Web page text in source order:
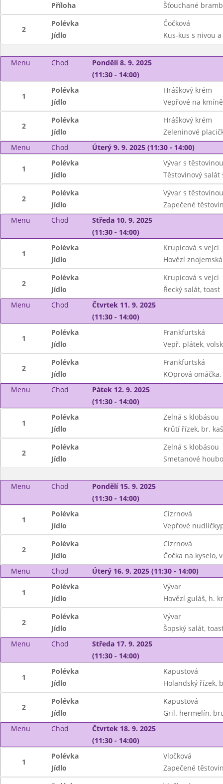
Příloha
Šťouchané
2
Polévka
Čočková
Jídlo
Kus-kus s nivou
Menu Chod
Pondělí 8. 9. 2025
(11:30 - 14:00)
1
Polévka
Hráškový krém
Jídlo
Vepřové na
2
Polévka
Hráškový krém
Jídlo
Zeleninové
Menu
Chod Úterý 9. 9. 2025 (11:30 - 14:00)
1
Polévka
Vývar s těstovinou
Jídlo
Těstovinový
2
Polévka
Vývar s těstovinou
Jídlo
Zapečené
Menu
Chod
Středa 10. 9. 2025
(11:30 - 14:00)
1
Polévka
Krupicová s vejci
Jídlo
Hovězí
2
Polévka
Krupicová s vejci
Jídlo
Řecký salát, toast
Menu
Chod
Čtvrtek 11. 9. 2025
(11:30 - 14:00)
1
Polévka
Frankfurtská
Jídlo
Vepř. plátek,
2
Polévka
Frankfurtská
Jídlo
KOprová
Menu
Chod
Pátek 12. 9. 2025
(11:30 - 14:00)
1
Polévka
Zelná s klobásou
Jídlo
Krůtí řízek, br.
2
Polévka
Zelná s klobásou
Jídlo
Smetanové
Menu Chod
Pondělí 15. 9. 2025
(11:30 - 14:00)
1
Polévka
Cizrnová
Jídlo
Vepřové
2
Polévka
Cizrnová
Jídlo
Čočka na kyselo,
Menu
Chod Úterý 16. 9. 2025 (11:30 - 14:00)
1
Polévka
Vývar
Jídlo
Hovězí guláš, h.
2
Polévka
Vývar
Jídlo
Šopský salát,
Menu
Chod
Středa 17. 9. 2025
(11:30 - 14:00)
1
Polévka
Kapustová
Jídlo
Holandský řízek,
2
Polévka
Kapustová
Jídlo
Gril. hermelín,
Menu
Chod
Čtvrtek 18. 9. 2025
(11:30 - 14:00)
1
Polévka
Vločková
Jídlo
Zapečené